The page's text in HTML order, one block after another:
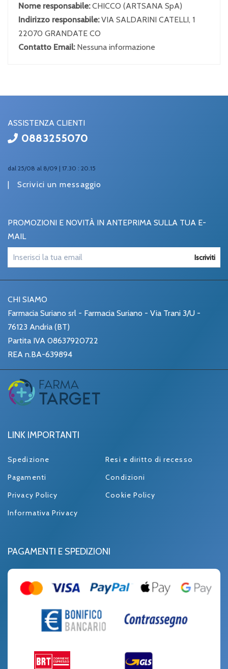
Nome responsabile:CHICCO (ARTSANA SpA)
Indirizzo responsabile:VIA SALDARINI CATELLI, 1
22070 GRANDATE CO
Contatto Email: Nessuna informazione
ASSISTENZA CLIENTI
0883255070
dal 25/08 al 8/09 | 17.30 : 20.15
| Scrivici un messaggio
PROMOZIONI E NOVITÀ IN ANTEPRIMA SULLA TUA E-
MAIL
Iscriviti
CHI SIAMO
Farmacia Suriano srl - Farmacia Suriano - Via Trani 3/U -
76123 Andria (BT)
Partita IVA 08637920722
REA n.BA-639894
LINK IMPORTANTI
Spedizione
Resi e diritto di recesso
Pagamenti
Condizioni
Privacy Policy
Cookie Policy
Informativa Privacy
PAGAMENTI E SPEDIZIONI